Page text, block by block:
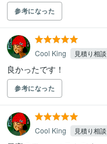
参考になった
Cool King 見積り相談
良かったです！
参考になった
Cool King 見積り相談